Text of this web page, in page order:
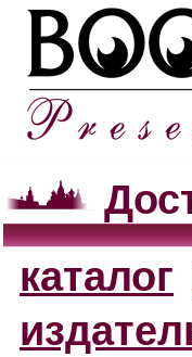
каталог